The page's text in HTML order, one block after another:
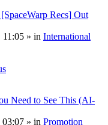
Recs] Out
11:05 » in International
Need to See This (AI-
03:07 » in Promotion